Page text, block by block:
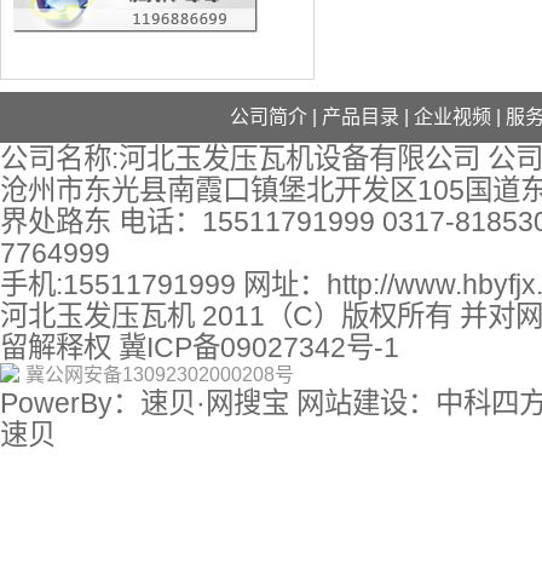
公司简介 产品目录 企业视频 服
公司名称:河北玉发压瓦机设备有限公司 公
沧州市东光县南霞口镇堡北开发区105国道
界处路东 电话：15511791999 0317-
7764999
手机:15511791999 网址： http://
河北玉发压瓦机 2011（C）版权所有 并对
留解释权 冀ICP备09027342号-1
冀公网安备13092302000208号
PowerBy：速贝·网搜宝 网站建设：中科四
速贝